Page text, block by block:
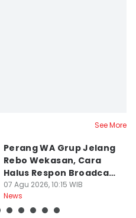
See More
Perang WA Grup Jelang
Rebo Wekasan, Cara
Halus Respon Broadcast
Parno
07 Agu 2026, 10:15 WIB
News